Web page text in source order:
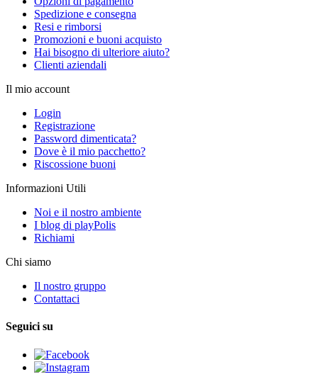
Spedizione e consegna
Resi e rimborsi
Promozioni e buoni acquisto
Hai bisogno di ulteriore aiuto?
Clienti aziendali
Il mio account
Login
Registrazione
Password dimenticata?
Dove è il mio pacchetto?
Riscossione buoni
Informazioni Utili
Noi e il nostro ambiente
I blog di playPolis
Richiami
Chi siamo
Il nostro gruppo
Contattaci
Seguici su